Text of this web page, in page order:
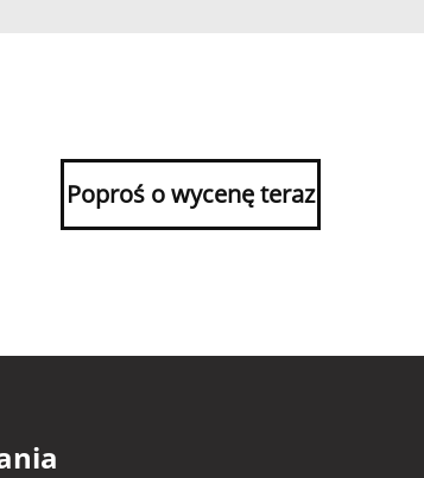
Poproś o wycenę teraz